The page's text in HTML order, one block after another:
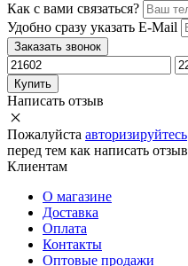
Как с вами связаться?
Удобно сразу указать E-Mail
Заказать звонок
Купить
Написать отзыв
Пожалуйста авторизируйтесь
перед тем как написать отзыв
Клиентам
О магазине
Доставка
Оплата
Контакты
Оптовые продажи